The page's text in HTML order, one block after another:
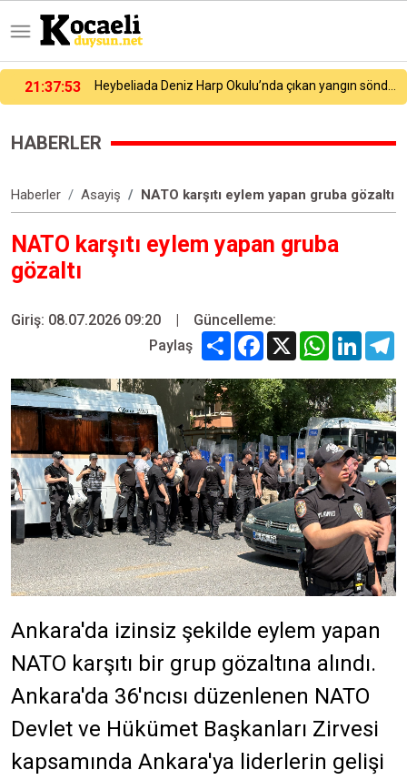
21:27:54 Galatasaray yeni sezon hazırlıklarına devam ediyor
HABERLER
Haberler Asayiş NATO karşıtı eylem yapan gruba gözaltı
NATO karşıtı eylem yapan gruba
gözaltı
Giriş: 08.07.2026 09:20 |
Güncelleme:
Paylaş
Share Facebook
X WhatsApp
Ankara'da izinsiz şekilde eylem yapan
NATO karşıtı bir grup gözaltına alındı.
Ankara'da 36'ncısı düzenlenen NATO
Devlet ve Hükümet Başkanları Zirvesi
kapsamında Ankara'ya liderlerin gelişi